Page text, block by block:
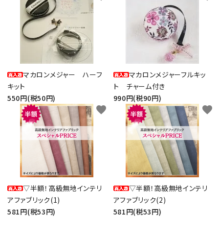
マカロンメジャー ハーフ
キット
550円(税50円)
マカロンメジャーフルキッ
ト チャーム付き
990円(税90円)
▽半額！高級無地インテリ
アファブリック(1)
581円(税53円)
favorite
▽半額！高級無地インテリ
アファブリック(2)
581円(税53円)
favorite